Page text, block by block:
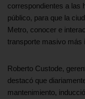
correspondientes a las
público, para que la
Metro, conocer e
transporte masivo más
Roberto Custode,
destacó que
mantenimiento,